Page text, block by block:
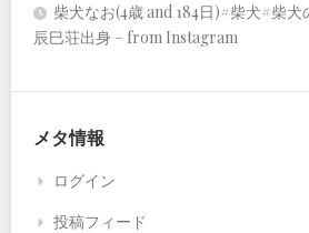
柴犬なお(4歳 and 184日)#柴犬#柴
辰巳荘出身 – from Instagram
メタ情報
ログイン
投稿フィード